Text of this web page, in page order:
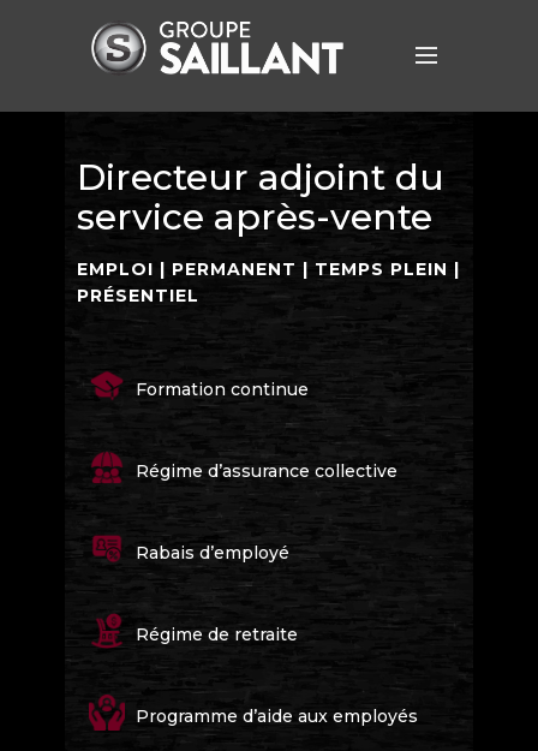
Directeur adjoint du
service après-vente
EMPLOI | PERMANENT | TEMPS PLEIN |
PRÉSENTIEL
Formation continue
Régime d’assurance collective
Rabais d’employé
Régime de retraite
Programme d’aide aux employés